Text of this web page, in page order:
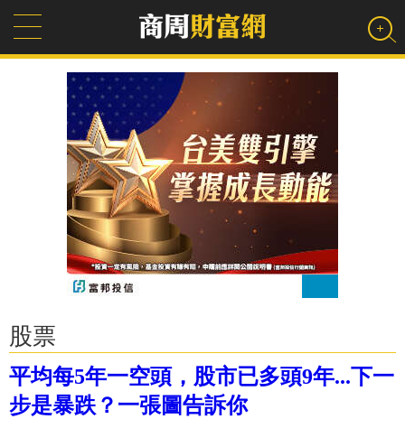
股票
平均每5年一空頭，股市已多頭9年...下一
步是暴跌？一張圖告訴你